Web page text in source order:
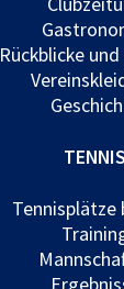
Rückblicke
TENNIS
Tennisplätze